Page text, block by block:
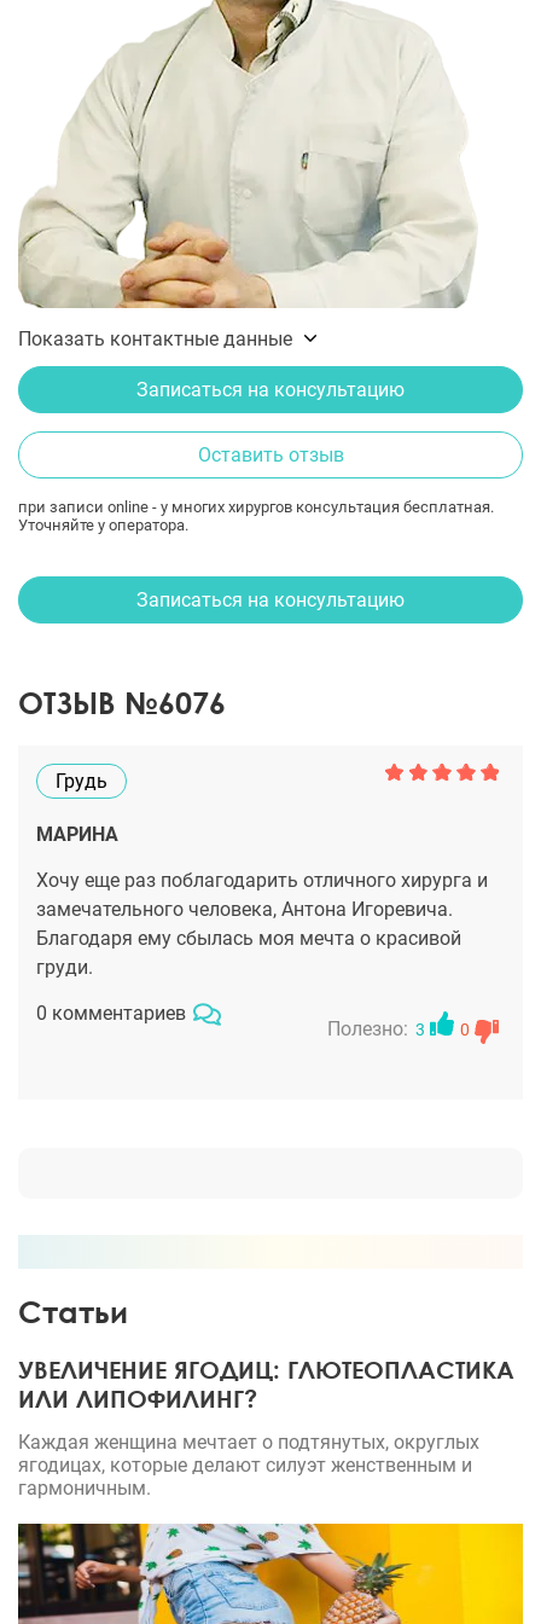
Показать контактные данные
Записаться на консультацию
Оставить отзыв
при записи online - у многих хирургов консультация бесплатная.
Уточняйте у оператора.
Записаться на консультацию
ОТЗЫВ №6076
Грудь
МАРИНА
Хочу еще раз поблагодарить отличного хирурга и
замечательного человека, Антона Игоревича.
Благодаря ему сбылась моя мечта о красивой
груди.
0 комментариев
Полезно: 3 0
Статьи
УВЕЛИЧЕНИЕ ЯГОДИЦ: ГЛЮТЕОПЛАСТИКА
ИЛИ ЛИПОФИЛИНГ?
Каждая женщина мечтает о подтянутых, округлых
ягодицах, которые делают силуэт женственным и
гармоничным.